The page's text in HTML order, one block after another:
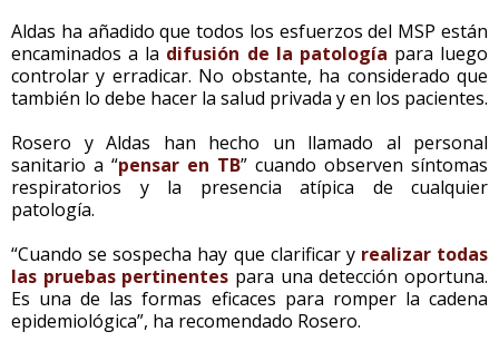
Aldas ha añadido que todos los esfuerzos del MSP están
encaminados a la difusión de la patología para luego
controlar y erradicar. No obstante, ha considerado que
también lo debe hacer la salud privada y en los pacientes.
Rosero y Aldas han hecho un llamado al personal
sanitario a “pensar en TB” cuando observen síntomas
respiratorios y la presencia atípica de cualquier
patología.
“Cuando se sospecha hay que clarificar y realizar todas
las pruebas pertinentes para una detección oportuna.
Es una de las formas eficaces para romper la cadena
epidemiológica”, ha recomendado Rosero.